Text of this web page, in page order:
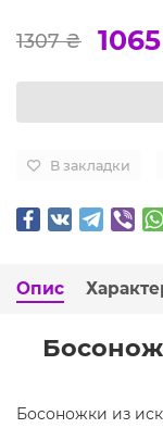
1307 ₴
В закладки
Опис
Босоножки из